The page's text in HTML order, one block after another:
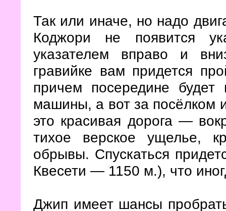
Так или иначе, но надо
Коджори не появится
указателем вправо и
гравийке вам придется
причем посередине
машины, а вот за посёлком
это красивая дорога —
тихое верское ущелье,
обрывы. Спускаться
Квесети — 1150 м.), что
Джип имеет шансы